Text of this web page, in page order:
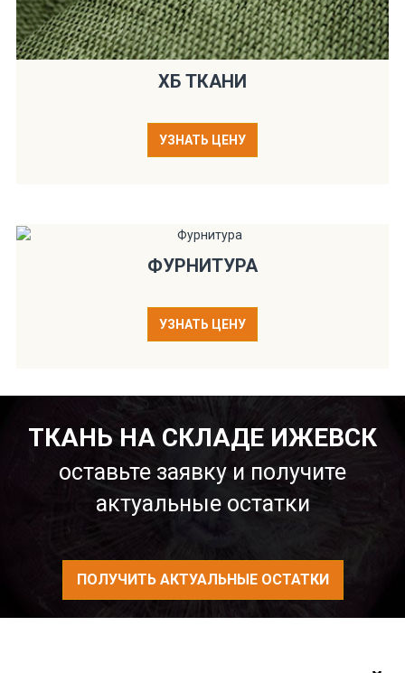
ХБ ТКАНИ
УЗНАТЬ ЦЕНУ
ФУРНИТУРА
УЗНАТЬ ЦЕНУ
ТКАНЬ НА СКЛАДЕ ИЖЕВСК
оставьте заявку и получите
актуальные остатки
ПОЛУЧИТЬ АКТУАЛЬНЫЕ ОСТАТКИ